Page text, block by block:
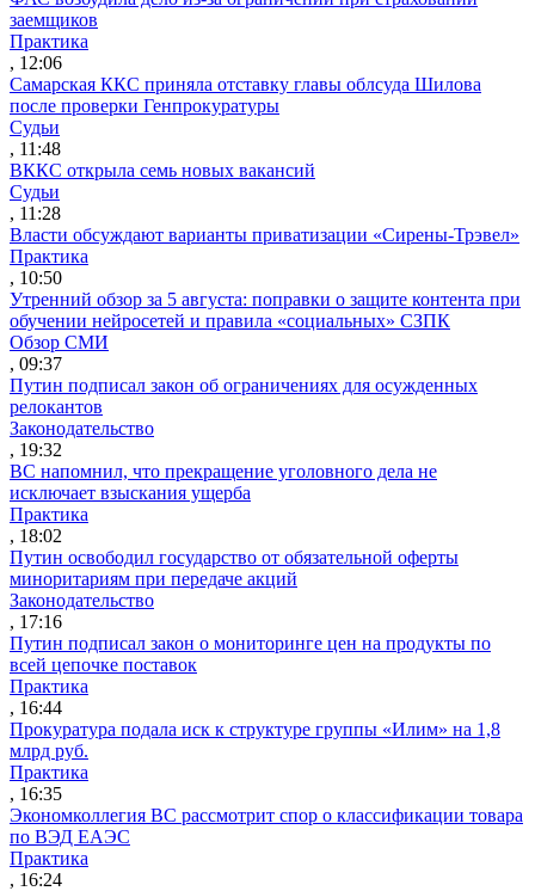
заемщиков
Практика
, 12:06
Самарская ККС приняла отставку главы облсуда Шилова
после проверки Генпрокуратуры
Судьи
, 11:48
ВККС открыла семь новых вакансий
Судьи
, 11:28
Власти обсуждают варианты приватизации «Сирены-Трэвел»
Практика
, 10:50
Утренний обзор за 5 августа: поправки о защите контента при
обучении нейросетей и правила «социальных» СЗПК
Обзор СМИ
, 09:37
Путин подписал закон об ограничениях для осужденных
релокантов
Законодательство
, 19:32
ВС напомнил, что прекращение уголовного дела не
исключает взыскания ущерба
Практика
, 18:02
Путин освободил государство от обязательной оферты
миноритариям при передаче акций
Законодательство
, 17:16
Путин подписал закон о мониторинге цен на продукты по
всей цепочке поставок
Практика
, 16:44
Прокуратура подала иск к структуре группы «Илим» на 1,8
млрд руб.
Практика
, 16:35
Экономколлегия ВС рассмотрит спор о классификации товара
по ВЭД ЕАЭС
Практика
, 16:24